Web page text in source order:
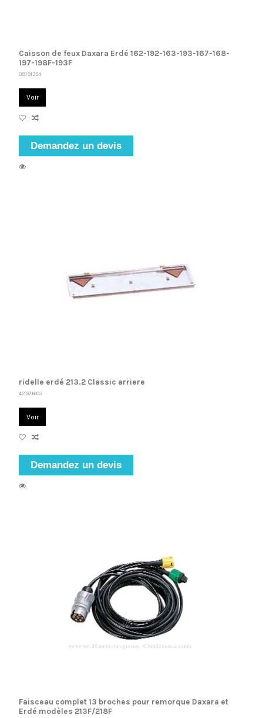
Caisson de feux Daxara Erdé 162-192-163-193-167-168-
197-198F-193F
09191354
Voir
Demandez un devis
ridelle erdé 213.2 Classic arriere
42971603
Voir
Demandez un devis
Faisceau complet 13 broches pour remorque Daxara et
Erdé modèles 213F/218F